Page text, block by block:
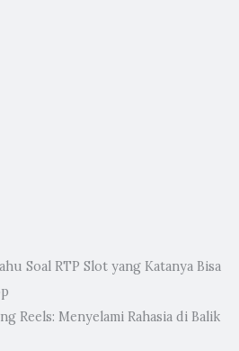
Soal RTP Slot yang Katanya Bisa
Reels: Menyelami Rahasia di Balik